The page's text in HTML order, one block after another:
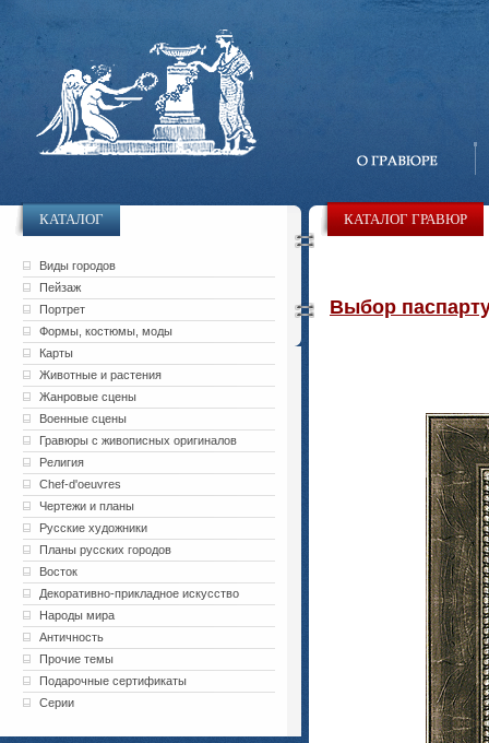
КАТАЛОГ
Виды городов
Пейзаж
Портрет
Формы, костюмы, моды
Карты
Животные и растения
Жанровые сцены
Военные сцены
Гравюры с живописных оригиналов
Религия
Chef-d'oeuvres
Чертежи и планы
Русские художники
Планы русских городов
Восток
Декоративно-прикладное искусство
Народы мира
Античность
Прочие темы
Подарочные сертификаты
Серии
КАТАЛОГ ГРАВЮР
Выбор